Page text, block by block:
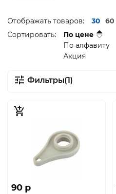
Отображать товаров: 30 60
Сортировать:
По цене
По алфавиту
Акция
Фильтры(1)
90 p